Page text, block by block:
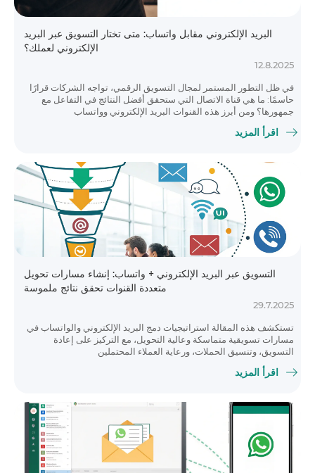
البريد الإلكتروني مقابل واتساب: متى تختار التسويق عبر البريد
الإلكتروني لعملك؟
12.8.2025
في ظل التطور المستمر لمجال التسويق الرقمي، تواجه الشركات قرارًا
حاسمًا: ما هي قناة الاتصال التي ستحقق أفضل النتائج في التفاعل مع
جمهورها؟ ومن أبرز هذه القنوات البريد الإلكتروني وواتساب
اقرأ المزيد
التسويق عبر البريد الإلكتروني + واتساب: إنشاء مسارات تحويل
متعددة القنوات تحقق نتائج ملموسة
29.7.2025
تستكشف هذه المقالة استراتيجيات دمج البريد الإلكتروني والواتساب في
مسارات تسويقية متماسكة وعالية التحويل، مع التركيز على إعادة
التسويق، وتنسيق الحملات، ورعاية العملاء المحتملين
اقرأ المزيد